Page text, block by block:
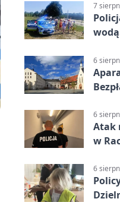
7
6
6
Atak
w
6